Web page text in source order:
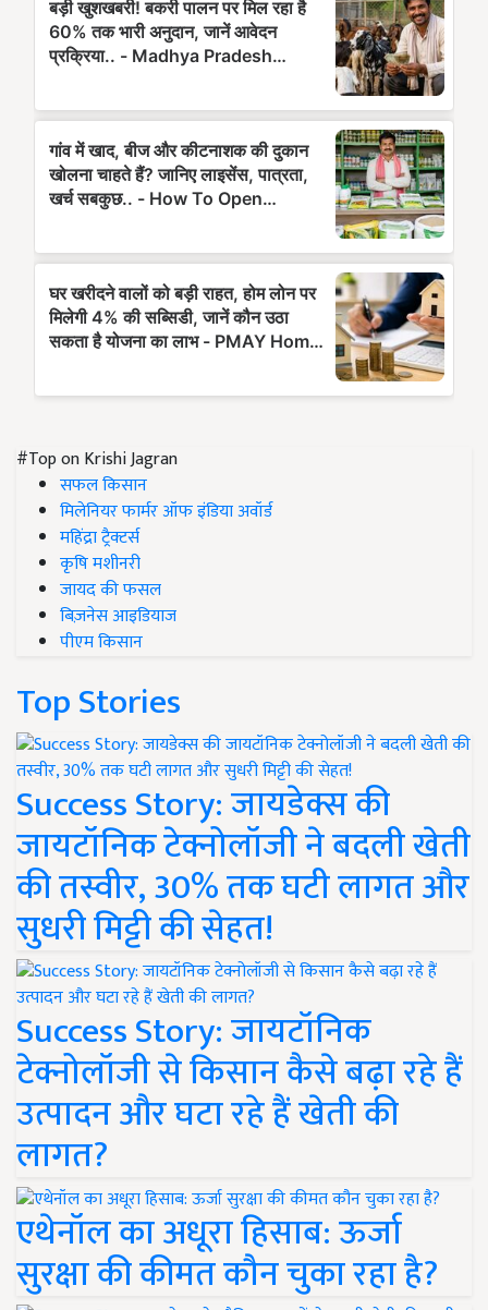
#Top on Krishi Jagran
सफल किसान
मिलेनियर फार्मर ऑफ इंडिया अवॉर्ड
महिंद्रा ट्रैक्टर्स
कृषि मशीनरी
जायद की फसल
बिज़नेस आइडियाज
पीएम किसान
Top Stories
Success Story: जायडेक्स की
जायटॉनिक टेक्नोलॉजी ने बदली खेती
की तस्वीर, 30% तक घटी लागत और
सुधरी मिट्टी की सेहत!
Success Story: जायटॉनिक
टेक्नोलॉजी से किसान कैसे बढ़ा रहे हैं
उत्पादन और घटा रहे हैं खेती की
लागत?
एथेनॉल का अधूरा हिसाब: ऊर्जा
सुरक्षा की कीमत कौन चुका रहा है?